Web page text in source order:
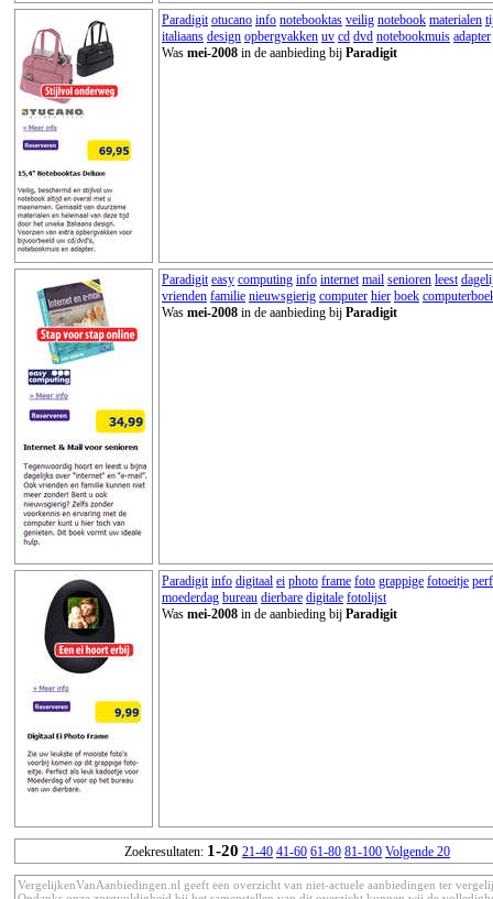
Paradigit otucano info notebooktas veilig notebook materialen
italiaans design opbergvakken uv cd dvd notebookmuis adapter
Was mei-2008 in de aanbieding bij Paradigit
Paradigit easy computing info internet mail senioren leest
vrienden familie nieuwsgierig computer hier boek
Was mei-2008 in de aanbieding bij Paradigit
Paradigit info digitaal ei photo frame foto grappige fotoeitje
moederdag bureau dierbare digitale fotolijst
Was mei-2008 in de aanbieding bij Paradigit
Zoekresultaten: 1-20 21-40 41-60 61-80 81-100 Volgende 20
VergelijkenVanAanbiedingen.nl geeft een overzicht van niet-actuele aanbiedingen ter